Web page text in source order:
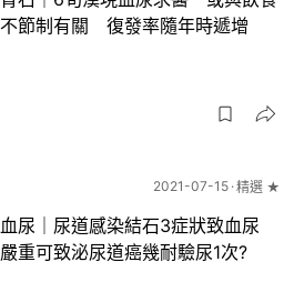
不節制有關 復發率隨年時遞增
2021-07-15 精選 ★
血尿｜尿道感染結石3症狀致血尿
嚴重可致泌尿道癌幾耐驗尿1次?